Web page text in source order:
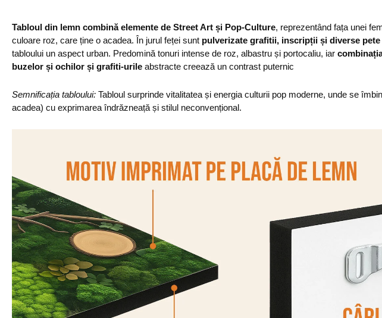
Tabloul din lemn combină elemente de Street Art și Pop-Culture, reprezentând fața unei
culoare roz, care ține o acadea. În jurul feței sunt pulverizate grafitii, inscripții și diverse pete
tabloului un aspect urban. Predomină tonuri intense de roz, albastru și portocaliu, iar
buzelor și ochilor și grafiti-urile abstracte creează un contrast puternic
Semnificația tabloului: Tabloul surprinde vitalitatea și energia culturii pop moderne, unde se
acadea) cu exprimarea îndrăzneață și stilul neconvențional.